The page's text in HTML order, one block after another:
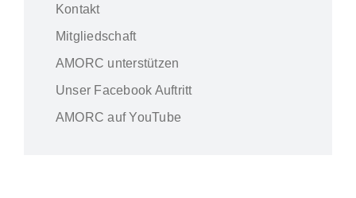
Kontakt
Mitgliedschaft
AMORC unterstützen
Unser Facebook Auftritt
AMORC auf YouTube